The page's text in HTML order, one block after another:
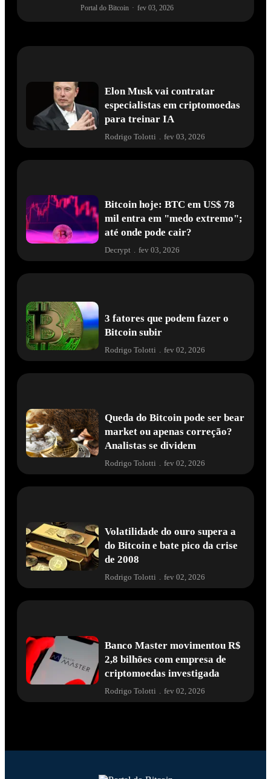
Portal do Bitcoin · fev 03, 2026
Elon Musk vai contratar
especialistas em criptomoedas
para treinar IA
Rodrigo Tolotti fev 03, 2026
Bitcoin hoje: BTC em US$ 78
mil entra em "medo extremo";
até onde pode cair?
Decrypt . fev 03, 2026
3 fatores que podem fazer o
Bitcoin subir
Rodrigo Tolotti fev 02, 2026
Queda do Bitcoin pode ser bear
market ou apenas correção?
Analistas se dividem
Rodrigo Tolotti . fev 02, 2026
Volatilidade do ouro supera a
do Bitcoin e bate pico da crise
de 2008
Rodrigo Tolotti . fev 02, 2026
Banco Master movimentou R$
2,8 bilhões com empresa de
criptomoedas investigada
Rodrigo Tolotti fev 02, 2026